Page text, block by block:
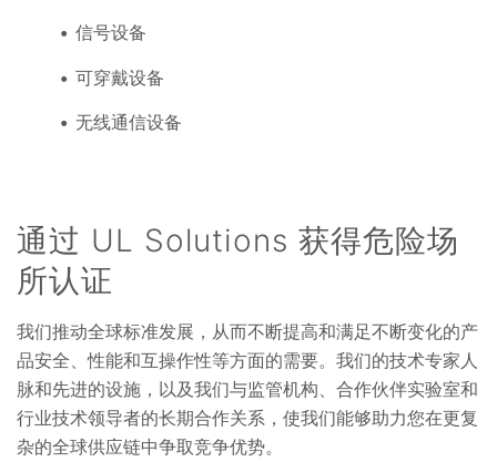
信号设备
可穿戴设备
无线通信设备
通过 UL Solutions 获得危险场
所认证
我们推动全球标准发展，从而不断提高和满足不断变化的产
品安全、性能和互操作性等方面的需要。我们的技术专家人
脉和先进的设施，以及我们与监管机构、合作伙伴实验室和
行业技术领导者的长期合作关系，使我们能够助力您在更复
杂的全球供应链中争取竞争优势。